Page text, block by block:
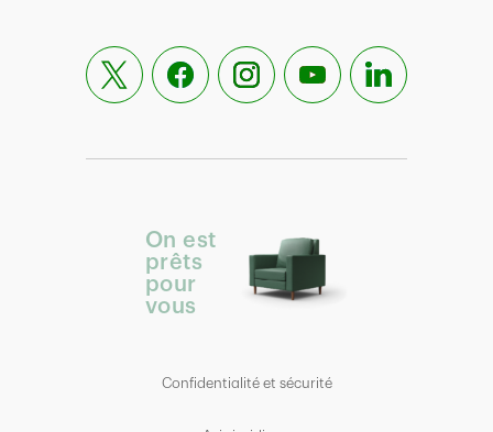
On est
prêts
pour
vous
Confidentialité et sécurité